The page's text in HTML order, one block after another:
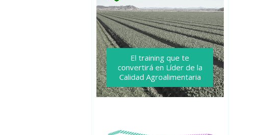
El training que te
convertirá en Líder de la
Calidad Agroalimentaria